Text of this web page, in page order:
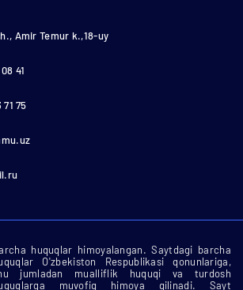
Amir Temur k.,18-uy
41
75
huquqlar himoyalangan. Saytdagi barcha
O'zbekiston Respublikasi qonunlariga,
jumladan mualliflik huquqi va turdosh
muvofiq himoya qilinadi. Sayt